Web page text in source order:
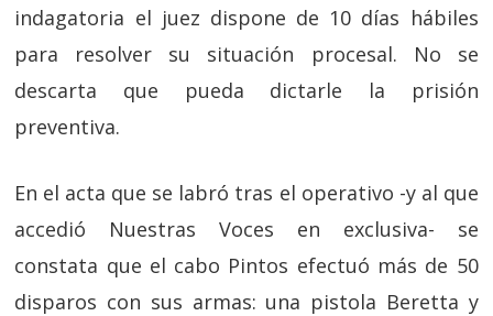
indagatoria el juez dispone de 10 días hábiles
para resolver su situación procesal. No se
descarta que pueda dictarle la prisión
preventiva.
En el acta que se labró tras el operativo -y al que
accedió Nuestras Voces en exclusiva- se
constata que el cabo Pintos efectuó más de 50
disparos con sus armas: una pistola Beretta y